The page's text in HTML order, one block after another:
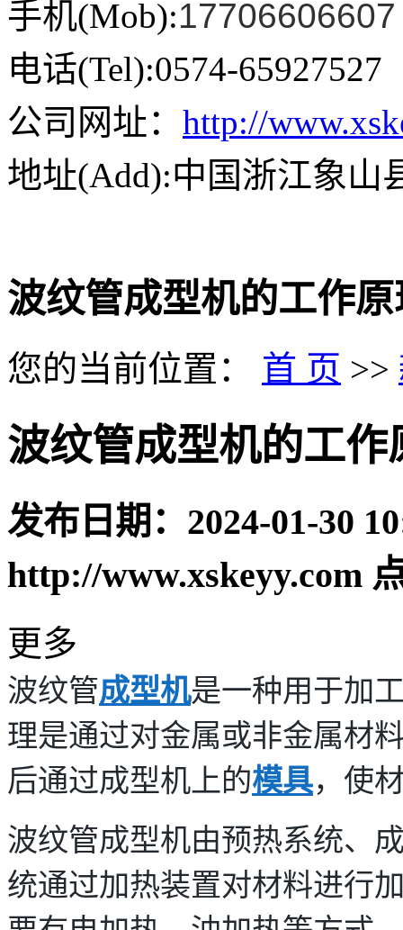
手机(Mob):17706606607
电话(Tel):0574-65927527
公司网址： http://
地址(Add):中国浙江象山
波纹管成型机的工作
您的当前位置： 首 页 >>
波纹管成型机的工作
发布日期： 2024-01-30
http://www.xskeyy.com
更多
波纹管成型机是一种用于加
理是通过对金属或非金属材
后通过成型机上的模具，使
波纹管成型机由预热系统、
统通过加热装置对材料进行